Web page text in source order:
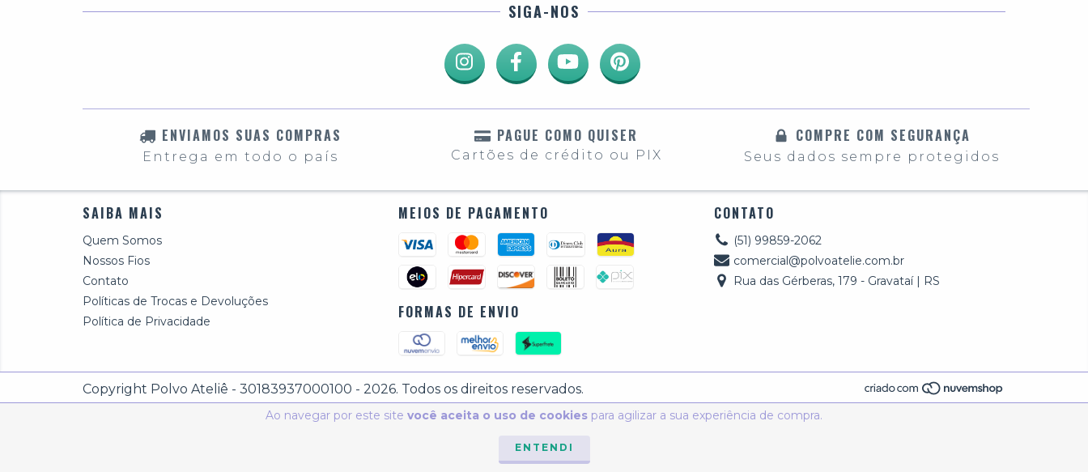
Ao navegar por este site você aceita o uso de cookies para agilizar a sua experiência de compra.
ENTENDI
SIGA-NOS
ENVIAMOS SUAS COMPRAS
Entrega em todo o país
PAGUE COMO QUISER
Cartões de crédito ou PIX
COMPRE COM SEGURANÇA
Seus dados sempre protegidos
SAIBA MAIS
Quem Somos
Nossos Fios
Contato
Políticas de Trocas e Devoluções
Política de Privacidade
MEIOS DE PAGAMENTO
FORMAS DE ENVIO
CONTATO
(51) 99859-2062
comercial@polvoatelie.com.br
Rua das Gérberas, 179 - Gravataí | RS
Copyright Polvo Ateliê - 30183937000100 - 2026. Todos os direitos reservados.